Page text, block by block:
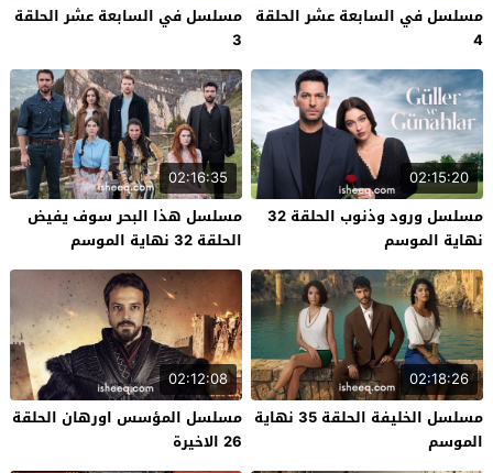
مسلسل في السابعة عشر الحلقة
4
مسلسل في السابعة عشر الحلقة
3
02:15:20
مسلسل ورود وذنوب الحلقة 32
نهاية الموسم
02:16:35
مسلسل هذا البحر سوف يفيض
الحلقة 32 نهاية الموسم
02:18:26
مسلسل الخليفة الحلقة 35 نهاية
الموسم
02:12:08
مسلسل المؤسس اورهان الحلقة
26 الاخيرة